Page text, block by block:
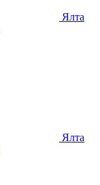
Ялта
Ялта